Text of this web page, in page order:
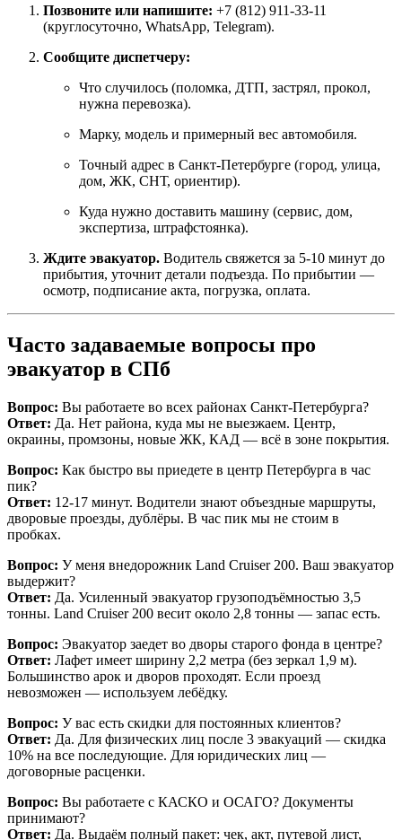
Позвоните или напишите: +7 (812) 911-33-11
(круглосуточно, WhatsApp, Telegram).
Сообщите диспетчеру:
Что случилось (поломка, ДТП, застрял, прокол,
нужна перевозка).
Марку, модель и примерный вес автомобиля.
Точный адрес в Санкт-Петербурге (город, улица,
дом, ЖК, СНТ, ориентир).
Куда нужно доставить машину (сервис, дом,
экспертиза, штрафстоянка).
Ждите эвакуатор. Водитель свяжется за 5-10 минут до
прибытия, уточнит детали подъезда. По прибытии —
осмотр, подписание акта, погрузка, оплата.
Часто задаваемые вопросы про
эвакуатор в СПб
Вопрос: Вы работаете во всех районах Санкт-Петербурга?
Ответ: Да. Нет района, куда мы не выезжаем. Центр,
окраины, промзоны, новые ЖК, КАД — всё в зоне покрытия.
Вопрос: Как быстро вы приедете в центр Петербурга в час
пик?
Ответ: 12-17 минут. Водители знают объездные маршруты,
дворовые проезды, дублёры. В час пик мы не стоим в
пробках.
Вопрос: У меня внедорожник Land Cruiser 200. Ваш эвакуатор
выдержит?
Ответ: Да. Усиленный эвакуатор грузоподъёмностью 3,5
тонны. Land Cruiser 200 весит около 2,8 тонны — запас есть.
Вопрос: Эвакуатор заедет во дворы старого фонда в центре?
Ответ: Лафет имеет ширину 2,2 метра (без зеркал 1,9 м).
Большинство арок и дворов проходят. Если проезд
невозможен — используем лебёдку.
Вопрос: У вас есть скидки для постоянных клиентов?
Ответ: Да. Для физических лиц после 3 эвакуаций — скидка
10% на все последующие. Для юридических лиц —
договорные расценки.
Вопрос: Вы работаете с КАСКО и ОСАГО? Документы
принимают?
Ответ: Да. Выдаём полный пакет: чек, акт, путевой лист,